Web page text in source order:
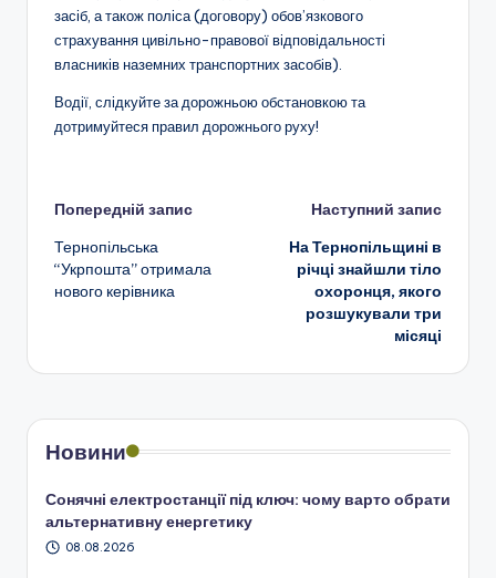
засіб, а також поліса (договору) обов’язкового
страхування цивільно-правової відповідальності
власників наземних транспортних засобів).
Водії, слідкуйте за дорожньою обстановкою та
дотримуйтеся правил дорожнього руху!
Навігація
по
запису
Попередній запис
Тернопільська
“Укрпошта” отримала
нового керівника
Наступний запис
На Тернопільщині в
річці знайшли тіло
охоронця, якого
розшукували три
місяці
Новини
Сонячні електростанції під ключ: чому варто обрати
альтернативну енергетику
08.08.2026